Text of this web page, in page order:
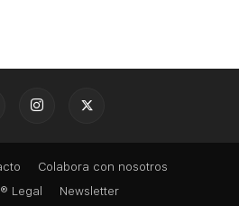
Colabora con nosotros
Legal
Newsletter